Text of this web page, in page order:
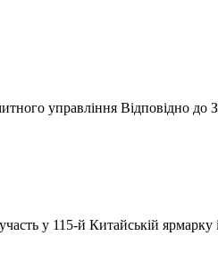
управління Відповідно до
у 115-й Китайській